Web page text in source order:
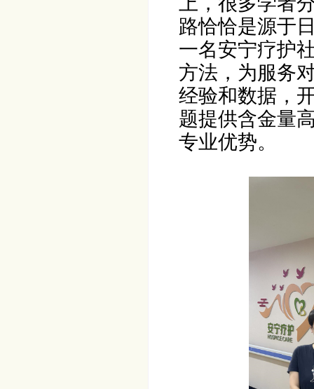
路恰恰是源于
一名安宁疗护
方法，为服务
经验和数据，
题提供含金量
专业优势。